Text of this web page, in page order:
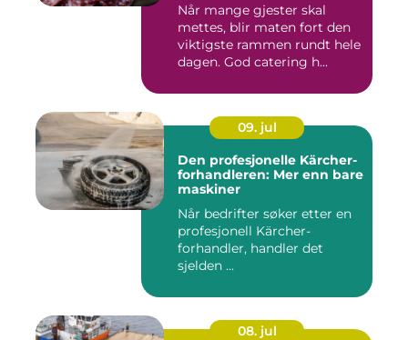
Når mange gjester skal
mettes, blir maten fort den
viktigste rammen rundt hele
dagen. God catering h...
09. jul
Den profesjonelle Kärcher-
forhandleren: Mer enn bare
maskiner
Når bedrifter søker etter en
profesjonell Kärcher-
forhandler, handler det
sjelden ...
08. jul